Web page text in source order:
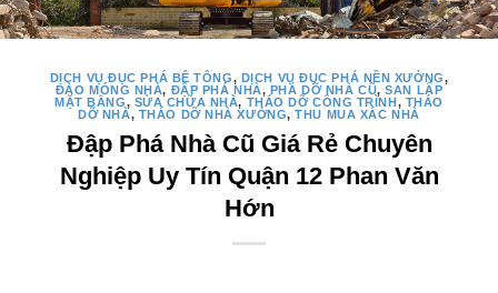
DỊCH VỤ ĐỤC PHÁ BÊ TÔNG, DỊCH VỤ ĐỤC PHÁ NỀN XƯỞNG,
ĐÀO MÓNG NHÀ, ĐẬP PHÁ NHÀ, PHÁ DỠ NHÀ CŨ,SAN LẤP
MẶT BẰNG, SỬA CHỮA NHÀ, THÁO DỠ CÔNG TRÌNH, THÁO
DỠ NHÀ, THÁO DỠ NHÀ XƯỞNG,THU MUA XÁC NHÀ
Đập Phá Nhà Cũ Giá Rẻ Chuyên
Nghiệp Uy Tín Quận 12 Phan Văn
Hớn